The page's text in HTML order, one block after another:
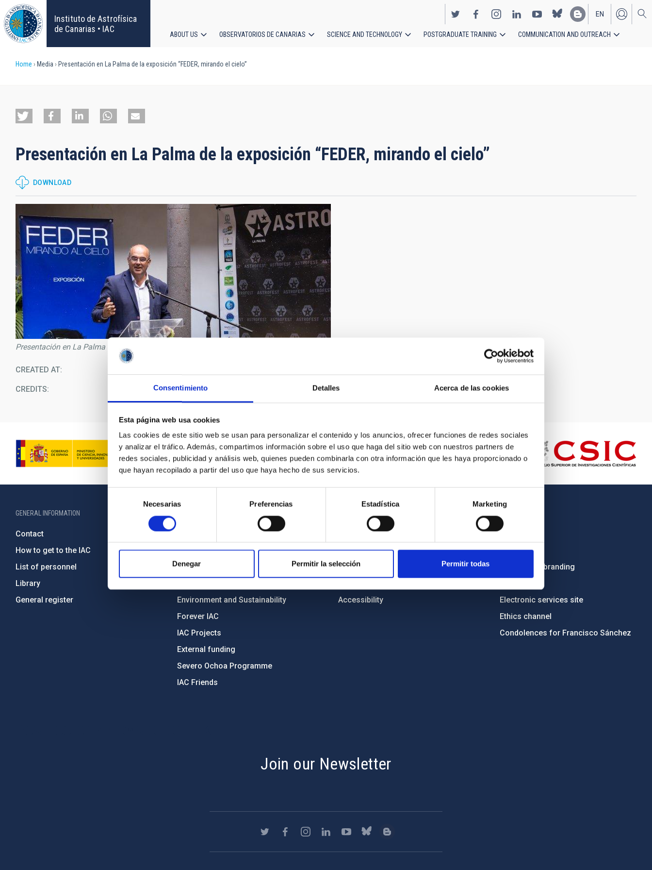
Consentimiento Detalles Acerca de las cookies
Esta página web usa cookies
Las cookies de este sitio web se usan para personalizar el contenido y los anuncios, ofrecer funciones de redes sociales
y analizar el tráfico. Además, compartimos información sobre el uso que haga del sitio web con nuestros partners de
redes sociales, publicidad y análisis web, quienes pueden combinarla con otra información que les haya proporcionado o
que hayan recopilado a partir del uso que haya hecho de sus servicios.
consentimiento
Necesarias Preferencias Estadística Marketing
Denegar Permitir la selección Permitir todas
Skip
to
main
content
Instituto de Astrofísica
de Canarias • IAC
EN
ES
navigation
ABOUT US OBSERVATORIOS DE CANARIAS SCIENCE AND TECHNOLOGY POSTGRADUATE TRAINING COMMUNICATION AND OUTREACH
Breadcrumb
Home Media Presentación en La Palma de la exposición “FEDER, mirando el cielo”
Presentación en La Palma de la exposición “FEDER, mirando el cielo”
DOWNLOAD
Presentación en La Palma de la exposición “FEDER, mirando el cielo”
CREATED AT
CREDITS
GENERAL INFORMATION
Contact
How to get to the IAC
List of personnel
Library
General register
Transparency
Code of ethics and anti-fraud policy
Environment and Sustainability
Forever IAC
IAC Projects
External funding
Severo Ochoa Programme
IAC Friends
Privacy policy
Legal notice
Accessibility
Employment
Tenders
Institutional branding
Electronic services site
Ethics channel
Condolences for Francisco Sánchez
Join our Newsletter